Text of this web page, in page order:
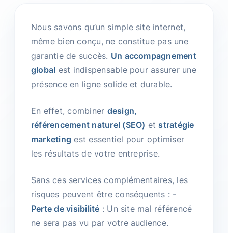
Nous savons qu’un simple site internet,
même bien conçu, ne constitue pas une
garantie de succès. Un accompagnement
global est indispensable pour assurer une
présence en ligne solide et durable.
En effet, combiner design,
référencement naturel (SEO) et stratégie
marketing est essentiel pour optimiser
les résultats de votre entreprise.
Sans ces services complémentaires, les
risques peuvent être conséquents : -
Perte de visibilité : Un site mal référencé
ne sera pas vu par votre audience.